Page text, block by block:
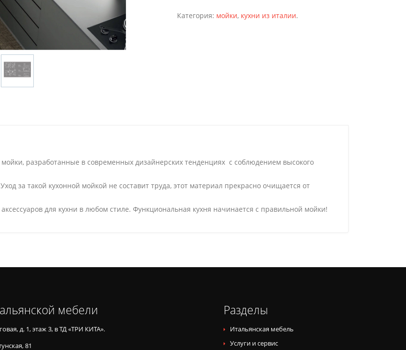
Категория: мойки, кухни из италии.
разработанные в современных дизайнерских тенденциях с соблюдением высокого
за такой кухонной мойкой не составит труда, этот материал прекрасно очищается от
для кухни в любом стиле. Функциональная кухня начинается с правильной мойки!
мебели
д. 1, этаж 3, в ТД «ТРИ КИТА».
81
Разделы
Итальянская мебель
Услуги и сервис